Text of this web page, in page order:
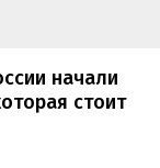
начали
стоит